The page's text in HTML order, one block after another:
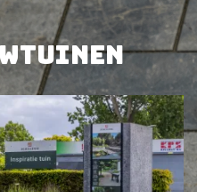
BEKIJK PRODUCT